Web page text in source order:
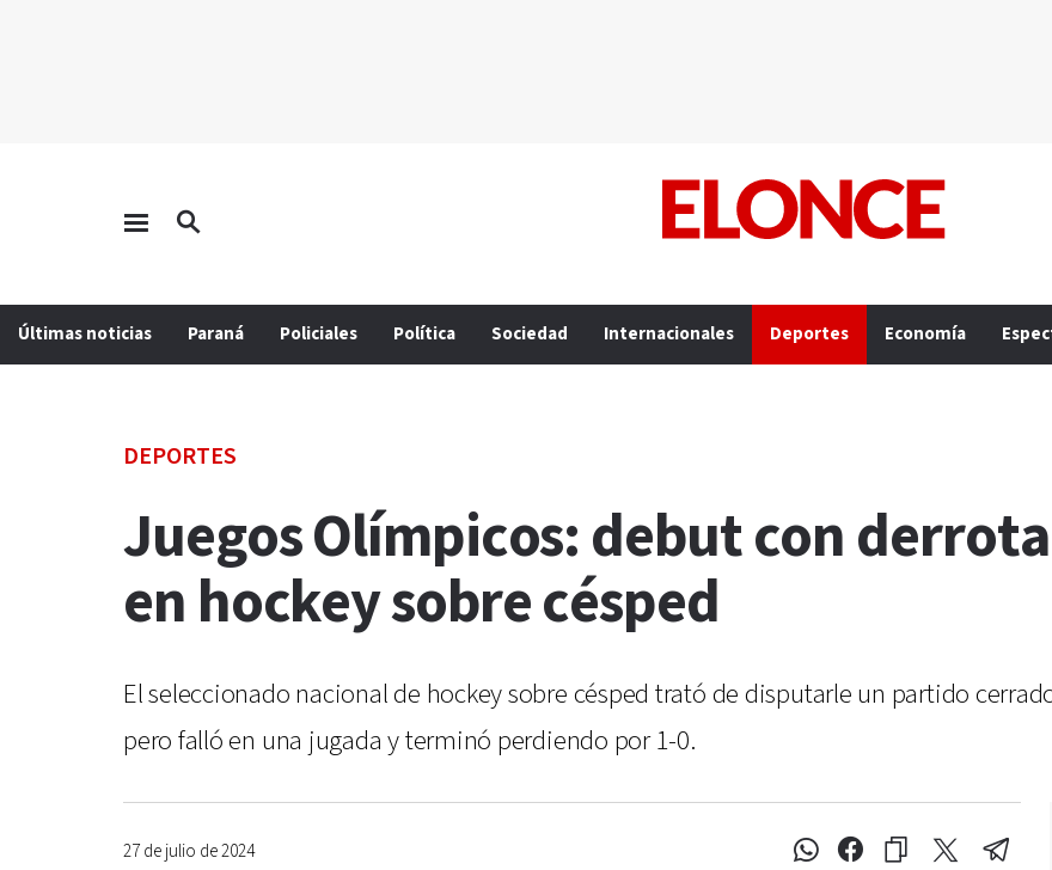
Últimas noticias Paraná Policiales Política Sociedad Internacionales Deportes Economía
DEPORTES
Juegos Olímpicos: debut con
en hockey sobre césped
El seleccionado nacional de hockey sobre césped trató de disputarle un partido
pero falló en una jugada y terminó perdiendo por 1-0.
27 de julio de 2024